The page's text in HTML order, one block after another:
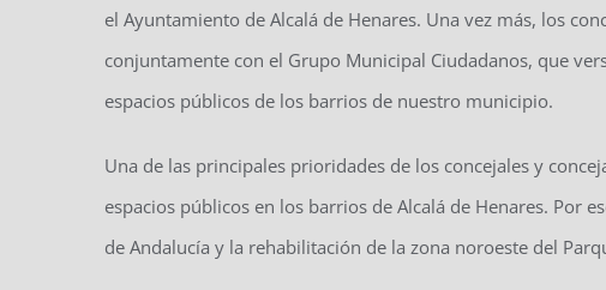
el Ayuntamiento de Alcalá de Henares. Una vez más, los
conjuntamente con el Grupo Municipal Ciudadanos, que
espacios públicos de los barrios de nuestro municipio.
Una de las principales prioridades de los concejales y
espacios públicos en los barrios de Alcalá de Henares. Por
de Andalucía y la rehabilitación de la zona noroeste del